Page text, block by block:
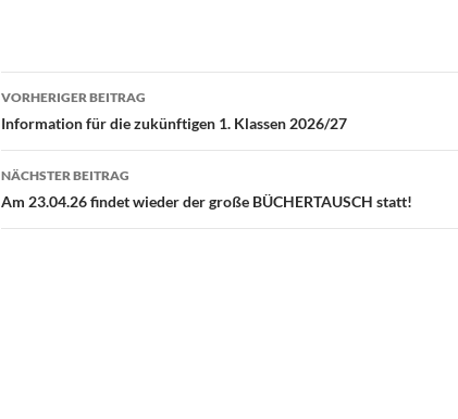
Beitragsnavigation
VORHERIGER BEITRAG
Information für die zukünftigen 1. Klassen 2026/27
NÄCHSTER BEITRAG
Am 23.04.26 findet wieder der große BÜCHERTAUSCH statt!